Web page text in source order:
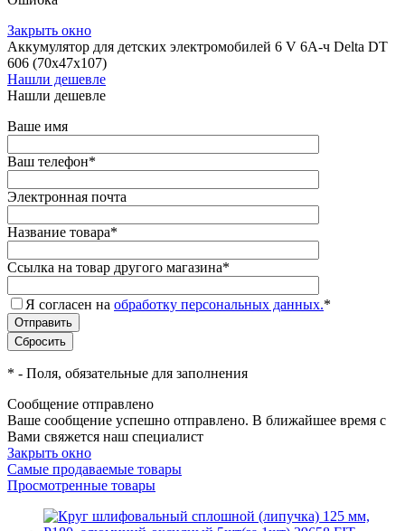
Закрыть окно
Аккумулятор для детских электромобилей 6 V 6A-ч Delta DT
606 (70х47х107)
Нашли дешевле
Нашли дешевле
Ваше имя
Ваш телефон*
Электронная почта
Название товара*
Ссылка на товар другого магазина*
Я согласен на обработку персональных данных.*
* - Поля, обязательные для заполнения
Сообщение отправлено
Ваше сообщение успешно отправлено. В ближайшее время с
Вами свяжется наш специалист
Закрыть окно
Самые продаваемые товары
Просмотренные товары